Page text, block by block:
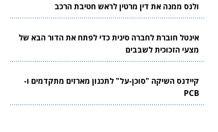
ולנס ממנה את דין מרטין לראש חטיבת הרכב
אינטל חוברת לחברה סינית כדי לפתח את הדור הבא של
מצעי הזכוכית לשבבים
קיידנס השיקה "סוכן-על" לתכנון מארזים מתקדמים ו-
PCB